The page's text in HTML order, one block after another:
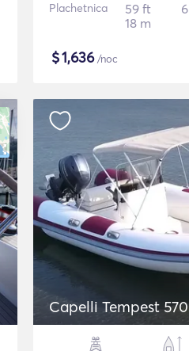
Plachetnica
59 ft
18 m
6
$1,636/noc
Capelli Tempest 570